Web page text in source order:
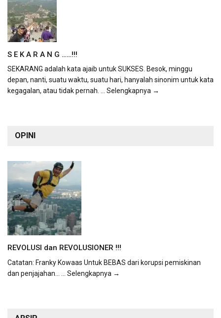
S E K A R A N G ……!!!
SEKARANG adalah kata ajaib untuk SUKSES. Besok, minggu
depan, nanti, suatu waktu, suatu hari, hanyalah sinonim untuk kata
kegagalan, atau tidak pernah.
... Selengkapnya →
OPINI
REVOLUSI dan REVOLUSIONER !!!
Catatan: Franky Kowaas Untuk BEBAS dari korupsi pemiskinan
dan penjajahan...
... Selengkapnya →